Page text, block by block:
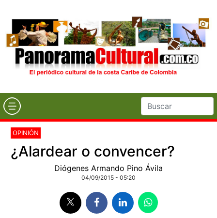
OPINIÓN
¿Alardear o convencer?
Diógenes Armando Pino Ávila
04/09/2015 - 05:20